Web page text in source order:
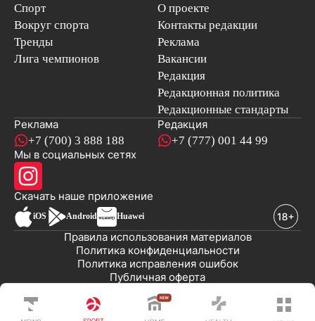
Спорт
Вокруг спорта
Тренды
Лига чемпионов
О проекте
Контакты редакции
Реклама
Вакансии
Редакция
Редакционная политика
Редакционные стандарты
Реклама
+7 (700) 3 888 188
Редакция
+7 (777) 001 44 99
Мы в социальных сетях
Скачать наше приложениеновостей
iOS Android Huawei
Публичная оферта
Политика исправления ошибок
Политика конфиденциальности
Правила использования материалов
© 2008-2026 ТОО «EML»